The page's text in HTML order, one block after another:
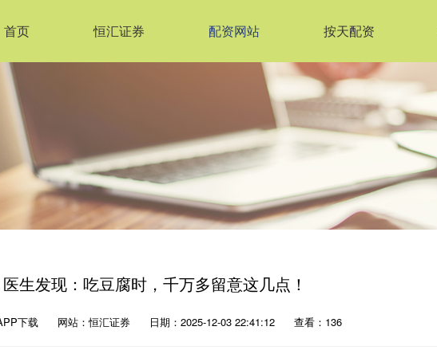
首页 恒汇证券 配资网站 按天配资
生发现：吃豆腐时，千万多留意这几点！
下载 网站：恒汇证券 日期：2025-12-03 22:41:12 查看：136